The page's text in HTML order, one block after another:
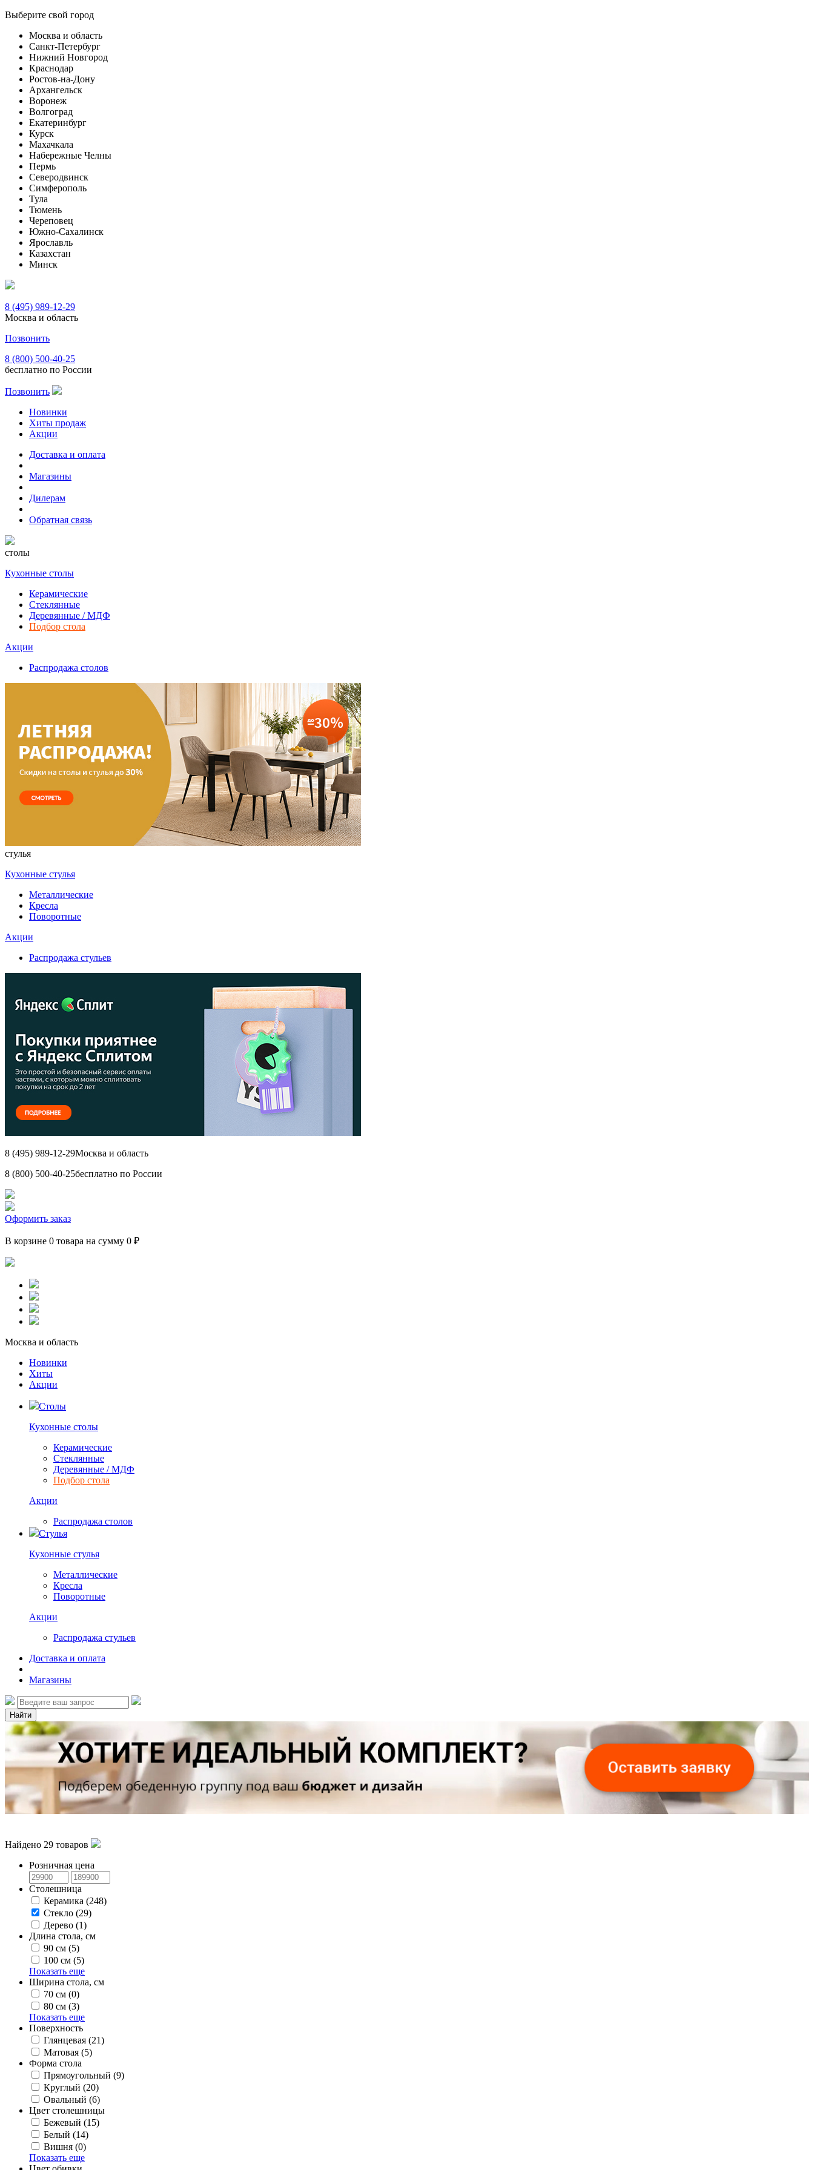
Выберите свой город
Москва и область
Санкт-Петербург
Нижний Новгород
Краснодар
Ростов-на-Дону
Архангельск
Воронеж
Волгоград
Екатеринбург
Курск
Махачкала
Набережные Челны
Пермь
Северодвинск
Симферополь
Тула
Тюмень
Череповец
Южно-Сахалинск
Ярославль
Казахстан
Минск
8 (495) 989-12-29
Москва и область
Позвонить
8 (800) 500-40-25
бесплатно по России
Позвонить
Новинки
Хиты продаж
Акции
Доставка и оплата
Магазины
Дилерам
Обратная связь
столы
Кухонные столы
Керамические
Стеклянные
Деревянные / МДФ
Подбор стола
Акции
Распродажа столов
стулья
Кухонные стулья
Металлические
Кресла
Поворотные
Акции
Распродажа стульев
8 (495) 989-12-29Москва и область
8 (800) 500-40-25бесплатно по России
Оформить заказ
В корзине 0 товара на сумму 0 ₽
Москва и область
Новинки
Хиты
Акции
Столы
Кухонные столы
Керамические
Стеклянные
Деревянные / МДФ
Подбор стола
Акции
Распродажа столов
Стулья
Кухонные стулья
Металлические
Кресла
Поворотные
Акции
Распродажа стульев
Доставка и оплата
Магазины
Найти
Найдено 29 товаров
Розничная цена
Столешница
Керамика (248)
Стекло (29)
Дерево (1)
Длина стола, см
90 см (5)
100 см (5)
Показать еще
Ширина стола, см
70 см (0)
80 см (3)
Показать еще
Поверхность
Глянцевая (21)
Матовая (5)
Форма стола
Прямоугольный (9)
Круглый (20)
Овальный (6)
Цвет столешницы
Бежевый (15)
Белый (14)
Вишня (0)
Показать еще